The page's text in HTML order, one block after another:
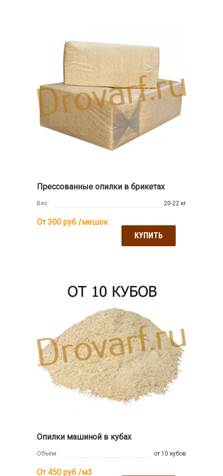
Прессованные опилки в брикетах
Вес: 20-22 кг
От 300 руб /мешок
КУПИТЬ
Опилки машиной в кубах
Объём: от 10 кубов
От 450 руб /м3